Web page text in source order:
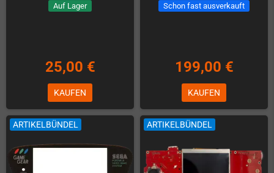
Auf Lager
25,00 €
KAUFEN
Schon fast ausverkauft
199,00 €
KAUFEN
ARTIKELBÜNDEL ARTIKELBÜNDEL